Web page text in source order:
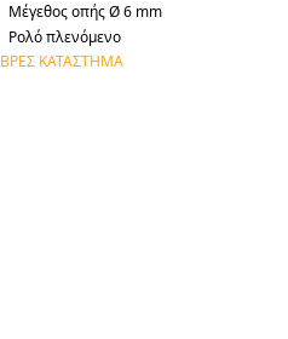
Μέγεθος οπής Ø 6 mm
Ρολό πλενόμενο
ΒΡΕΣ ΚΑΤΑΣΤΗΜΑ